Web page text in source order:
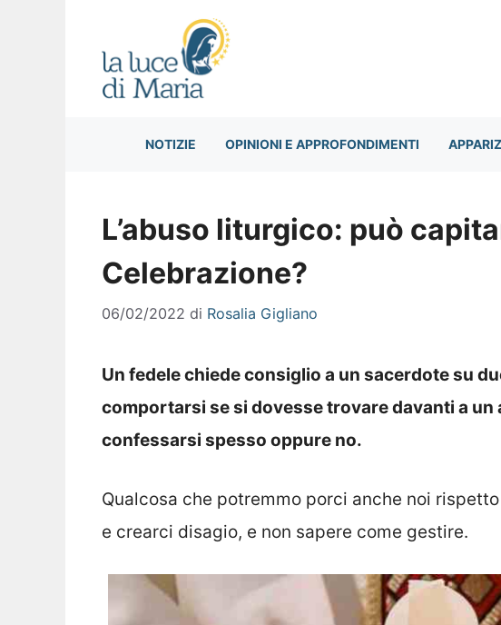
NOTIZIE OPINIONI E APPROFONDIMENTI
L’abuso liturgico: può
Celebrazione?
06/02/2022 di Rosalia Gigliano
Un fedele chiede consiglio a un sacerdote su
comportarsi se si dovesse trovare davanti a un
confessarsi spesso oppure no.
Qualcosa che potremmo porci anche noi
e crearci disagio, e non sapere come gestire.